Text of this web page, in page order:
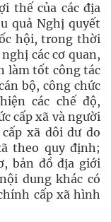
thế của các địa
quả Nghị quyết
hội, trong thời
các cơ quan,
làm tốt công tác
bộ, công chức
các chế độ,
cấp xã và người
xã dôi dư do
theo quy định;
bản đồ địa giới
dung khác có
cấp xã hình